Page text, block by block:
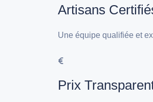
Artisans
Une équipe qualifiée et
Prix